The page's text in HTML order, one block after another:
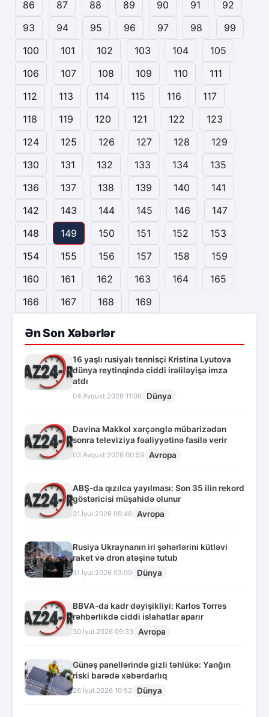
86 87 88 89 90 91
92
93
94 95 96 97 98
99
100
101 102 103 104
105
106
107 108 109 110
111
112
113 114 115 116
117
118
119 120 121 122
123
124
125 126 127 128
129
130
131 132 133 134
135
136
137 138 139 140
141
142
143 144 145 146
147
148
149 150 151 152
153
154
155 156 157 158
159
160
161 162 163 164
165
166
167 168 169
Ən Son Xəbərlər
16 yaşlı rusiyalı tennisçi Kristina Lyutova
dünya reytinqində ciddi irəliləyişə imza
atdı
04.Avqust.2026 11:06 Dünya
Davina Makkol xərçənglə mübarizədən
sonra televiziya fəaliyyətinə fasilə verir
03.Avqust.2026 00:59 Avropa
ABŞ-da qızılca yayılması: Son 35 ilin rekord
göstəricisi müşahidə olunur
31.İyul.2026 05:46 Avropa
Rusiya Ukraynanın iri şəhərlərini kütləvi
raket və dron atəşinə tutub
31.İyul.2026 03:09 Dünya
BBVA-da kadr dəyişikliyi: Karlos Torres
rəhbərlikdə ciddi islahatlar aparır
30.İyul.2026 09:33 Avropa
Günəş panellərində gizli təhlükə: Yanğın
riski barədə xəbərdarlıq
26.İyul.2026 10:52 Dünya